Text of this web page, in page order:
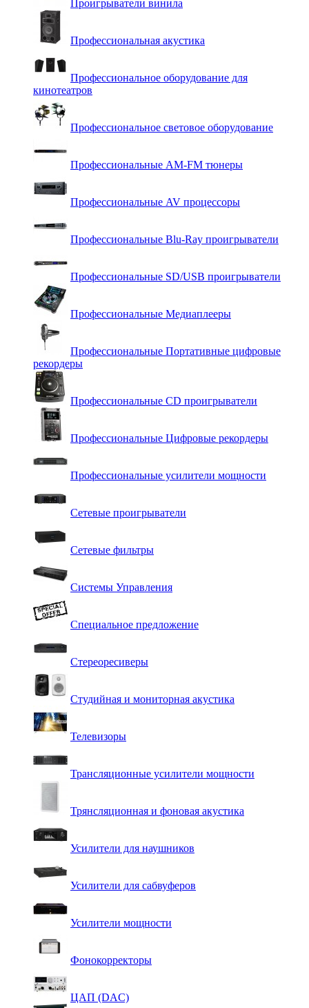
Проигрыватели винила
Профессиональная акустика
Профессиональное оборудование для
кинотеатров
Профессиональное световое оборудование
Профессиональные AM-FM тюнеры
Профессиональные AV процессоры
Профессиональные Blu-Ray проигрыватели
Профессиональные SD/USB проигрыватели
Профессиональные Медиаплееры
Профессиональные Портативные цифровые
рекордеры
Профессиональные СD проигрыватели
Профессиональные Цифровые рекордеры
Профессиональные усилители мощности
Сетевые проигрыватели
Сетевые фильтры
Системы Управления
Специальное предложение
Стереоресиверы
Студийная и мониторная акустика
Телевизоры
Трансляционные усилители мощности
Трянсляционная и фоновая акустика
Усилители для наушников
Усилители для сабвуферов
Усилители мощности
Фонокорректоры
ЦАП (DAC)